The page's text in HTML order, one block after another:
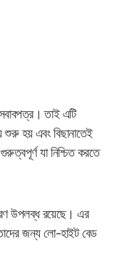
তাই এটি
শুরু হয় এবং বিছানাতেই
যা নিশ্চিত করতে
উপলব্ধ রয়েছে। এর
তাদের জন্য লো-হাইট বেড